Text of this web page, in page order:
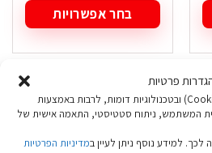
פרטיות
באתר זה נעשה שימוש בעוגיות (Cookies) ובטכנולוגיות דומות, לרבות באמצעות
המשתמש, ניתוח סטטיסטי, התאמה אישית של
למידע נוסף ניתן לעיין במדיניות הפרטיות
בחר אפשרויות
למוצר
זה
מספר
סוגים.
ניתן
את